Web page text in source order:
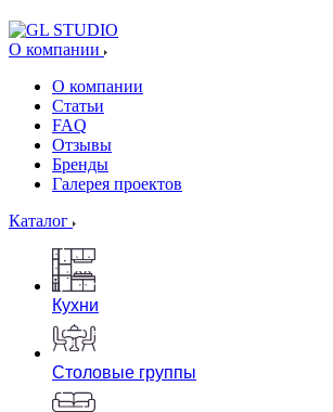
О компании
О компании
Статьи
FAQ
Отзывы
Бренды
Галерея проектов
Каталог
Кухни
Столовые группы